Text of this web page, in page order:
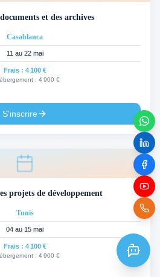
et des archives
Casablanca
11 au 22 mai
Frais : 4 100 €
: 4 900 €
S'inscrire
projets de développement
Tunis
04 au 15 mai
Frais : 4 100 €
: 4 900 €